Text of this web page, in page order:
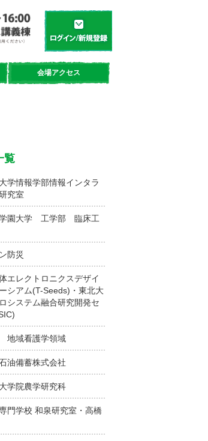
学都「仙台・宮城」サイエンスデイ
会場アクセス
覧
学情報学部情報インタラ
究室
園大学 工学部 臨床工
防災
エレクトロニクスデザイ
シアム(T-Seeds)・東北大
システム融合研究開発セ
地域看護学領域
油備蓄株式会社
学院農学研究科
門学校 和泉研究室・高橋